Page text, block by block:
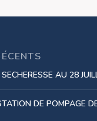
AU 28
DE POMPAGE